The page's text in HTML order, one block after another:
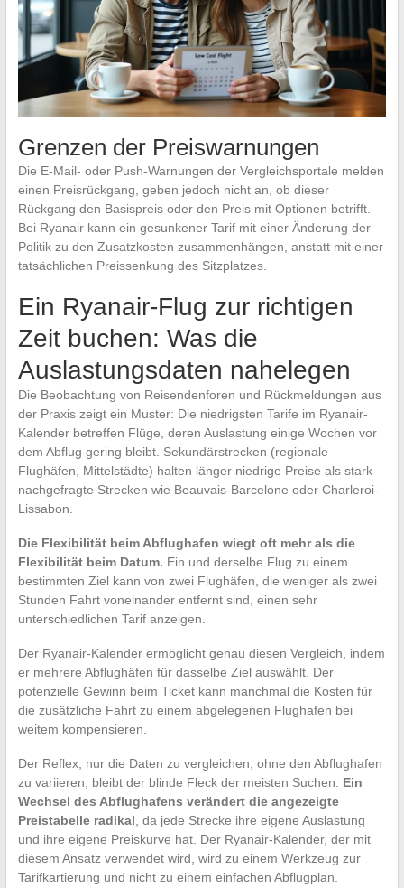
Grenzen der Preiswarnungen
Die E-Mail- oder Push-Warnungen der Vergleichsportale melden
einen Preisrückgang, geben jedoch nicht an, ob dieser
Rückgang den Basispreis oder den Preis mit Optionen betrifft.
Bei Ryanair kann ein gesunkener Tarif mit einer Änderung der
Politik zu den Zusatzkosten zusammenhängen, anstatt mit einer
tatsächlichen Preissenkung des Sitzplatzes.
Ein Ryanair-Flug zur richtigen
Zeit buchen: Was die
Auslastungsdaten nahelegen
Die Beobachtung von Reisendenforen und Rückmeldungen aus
der Praxis zeigt ein Muster: Die niedrigsten Tarife im Ryanair-
Kalender betreffen Flüge, deren Auslastung einige Wochen vor
dem Abflug gering bleibt. Sekundärstrecken (regionale
Flughäfen, Mittelstädte) halten länger niedrige Preise als stark
nachgefragte Strecken wie Beauvais-Barcelone oder Charleroi-
Lissabon.
Die Flexibilität beim Abflughafen wiegt oft mehr als die
Flexibilität beim Datum. Ein und derselbe Flug zu einem
bestimmten Ziel kann von zwei Flughäfen, die weniger als zwei
Stunden Fahrt voneinander entfernt sind, einen sehr
unterschiedlichen Tarif anzeigen.
Der Ryanair-Kalender ermöglicht genau diesen Vergleich, indem
er mehrere Abflughäfen für dasselbe Ziel auswählt. Der
potenzielle Gewinn beim Ticket kann manchmal die Kosten für
die zusätzliche Fahrt zu einem abgelegenen Flughafen bei
weitem kompensieren.
Der Reflex, nur die Daten zu vergleichen, ohne den Abflughafen
zu variieren, bleibt der blinde Fleck der meisten Suchen. Ein
Wechsel des Abflughafens verändert die angezeigte
Preistabelle radikal , da jede Strecke ihre eigene Auslastung
und ihre eigene Preiskurve hat. Der Ryanair-Kalender, der mit
diesem Ansatz verwendet wird, wird zu einem Werkzeug zur
Tarifkartierung und nicht zu einem einfachen Abflugplan.